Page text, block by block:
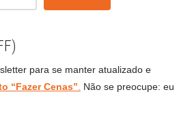
para se manter atualizado e
“Fazer Cenas”
Não se preocupe: eu